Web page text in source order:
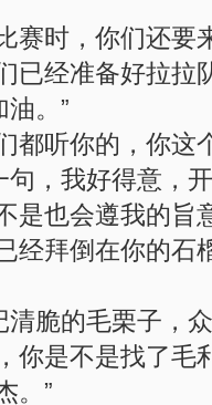
时，你们还要
已经准备好拉
。”
听你的，你这
句，我好得意，
是也会遵我的旨
经拜倒在你的石
清脆的毛栗子，
是不是找了毛
。”